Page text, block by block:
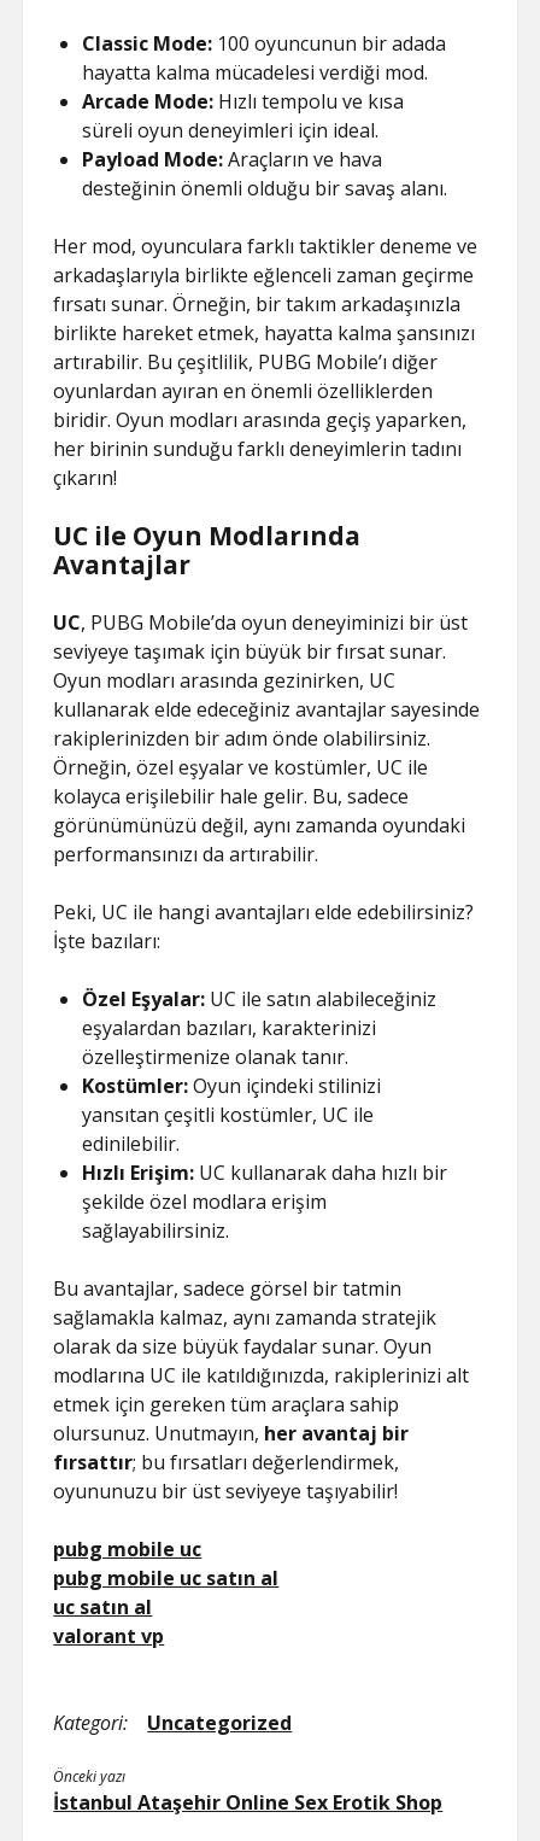
Classic Mode: 100 oyuncunun bir adada
hayatta kalma mücadelesi verdiği mod.
Arcade Mode: Hızlı tempolu ve kısa
süreli oyun deneyimleri için ideal.
Payload Mode:Araçların ve hava
desteğinin önemli olduğu bir savaş alanı.
Her mod, oyunculara farklı taktikler deneme ve
arkadaşlarıyla birlikte eğlenceli zaman geçirme
fırsatı sunar. Örneğin, bir takım arkadaşınızla
birlikte hareket etmek, hayatta kalma şansınızı
artırabilir. Bu çeşitlilik, PUBG Mobile’ı diğer
oyunlardan ayıran en önemli özelliklerden
biridir. Oyun modları arasında geçiş yaparken,
her birinin sunduğu farklı deneyimlerin tadını
çıkarın!
UC ile Oyun Modlarında
Avantajlar
UC, PUBG Mobile’da oyun deneyiminizi bir üst
seviyeye taşımak için büyük bir fırsat sunar.
Oyun modları arasında gezinirken, UC
kullanarak elde edeceğiniz avantajlar sayesinde
rakiplerinizden bir adım önde olabilirsiniz.
Örneğin, özel eşyalar ve kostümler, UC ile
kolayca erişilebilir hale gelir. Bu, sadece
görünümünüzü değil, aynı zamanda oyundaki
performansınızı da artırabilir.
Peki, UC ile hangi avantajları elde edebilirsiniz?
İşte bazıları:
Özel Eşyalar: UC ile satın alabileceğiniz
eşyalardan bazıları, karakterinizi
özelleştirmenize olanak tanır.
Kostümler:Oyun içindeki stilinizi
yansıtan çeşitli kostümler, UC ile
edinilebilir.
Hızlı Erişim: UC kullanarak daha hızlı bir
şekilde özel modlara erişim
sağlayabilirsiniz.
Bu avantajlar, sadece görsel bir tatmin
sağlamakla kalmaz, aynı zamanda stratejik
olarak da size büyük faydalar sunar. Oyun
modlarına UC ile katıldığınızda, rakiplerinizi alt
etmek için gereken tüm araçlara sahip
olursunuz. Unutmayın, her avantaj bir
fırsattır; bu fırsatları değerlendirmek,
oyununuzu bir üst seviyeye taşıyabilir!
pubg mobile uc
pubg mobile uc satın al
uc satın al
valorant vp
Kategori: Uncategorized
Önceki yazı
İstanbul Ataşehir Online Sex Erotik Shop